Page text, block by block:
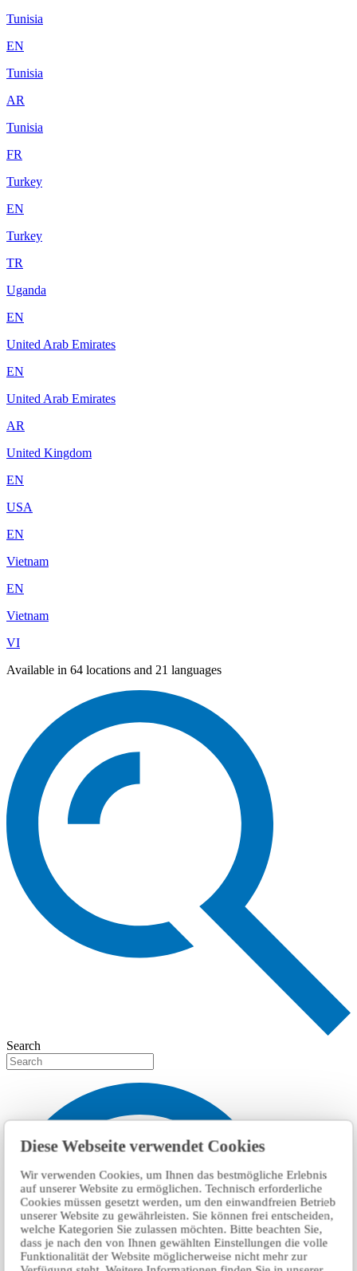
Diese Webseite verwendet Cookies
Wir verwenden Cookies, um Ihnen das bestmögliche Erlebnis
auf unserer Website zu ermöglichen. Technisch erforderliche
Cookies müssen gesetzt werden, um den einwandfreien Betrieb
unserer Website zu gewährleisten. Sie können frei entscheiden,
welche Kategorien Sie zulassen möchten. Bitte beachten Sie,
dass je nach den von Ihnen gewählten Einstellungen die volle
Funktionalität der Website möglicherweise nicht mehr zur
Tunisia
EN
Tunisia
AR
Tunisia
FR
Turkey
EN
Turkey
TR
Uganda
EN
United Arab Emirates
EN
United Arab Emirates
AR
United Kingdom
EN
USA
EN
Vietnam
EN
Vietnam
VI
Available in 64 locations and 21 languages
Search